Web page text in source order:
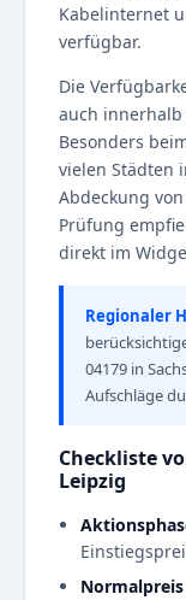
Kabelinternet
verfügbar.
Die
auch
Besonders
vielen Städten
Abdeckung
Prüfung
direkt im
Regionaler
04179 in
Aufschläge
Checkliste
Leipzig